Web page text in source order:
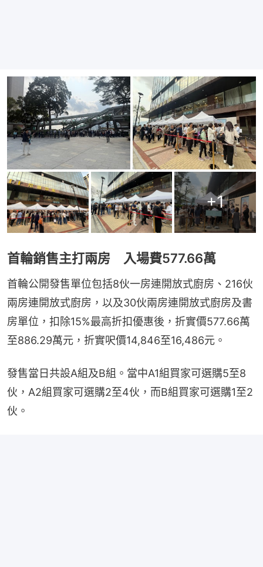
+1
首輪銷售主打兩房 入場費577.66萬
首輪公開發售單位包括8伙一房連開放式廚房、216伙
兩房連開放式廚房，以及30伙兩房連開放式廚房及書
房單位，扣除15%最高折扣優惠後，折實價577.66萬
至886.29萬元，折實呎價14,846至16,486元。
發售當日共設A組及B組。當中A1組買家可選購5至8
伙，A2組買家可選購2至4伙，而B組買家可選購1至2
伙。